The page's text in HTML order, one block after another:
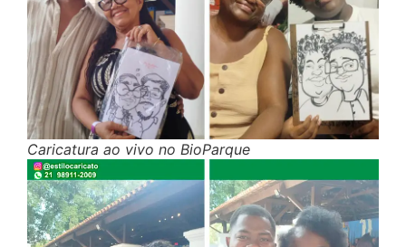
Caricatura ao vivo no BioParque